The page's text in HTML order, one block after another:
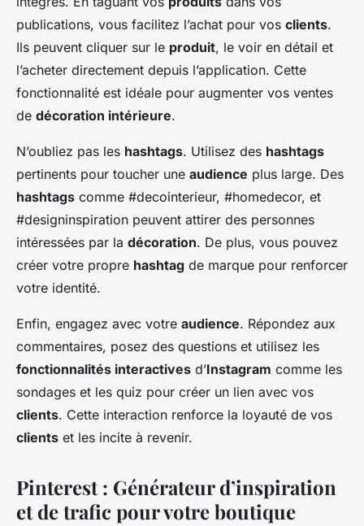
publications, vous facilitez l’achat pour vos clients.
Ils peuvent cliquer sur le produit, le voir en détail et
l’acheter directement depuis l’application. Cette
fonctionnalité est idéale pour augmenter vos ventes
de décoration intérieure.
N’oubliez pas les hashtags. Utilisez des hashtags
pertinents pour toucher une audience plus large. Des
hashtags comme #decointerieur, #homedecor, et
#designinspiration peuvent attirer des personnes
intéressées par la décoration. De plus, vous pouvez
créer votre propre hashtag de marque pour renforcer
votre identité.
Enfin, engagez avec votre audience. Répondez aux
commentaires, posez des questions et utilisez les
fonctionnalités interactives d’Instagram comme les
sondages et les quiz pour créer un lien avec vos
clients. Cette interaction renforce la loyauté de vos
clients et les incite à revenir.
Pinterest : Générateur d’inspiration
et de trafic pour votre boutique